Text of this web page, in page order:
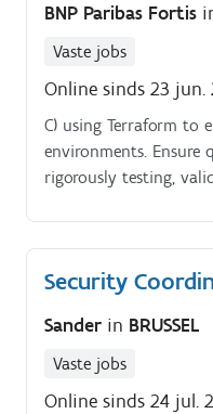
BNP Paribas Fortis
Vaste jobs
Online sinds 23 jun.
C) using Terraform to
environments.
rigorously testing,
Security
Sander in BRUSSEL
Vaste jobs
Online sinds 24 jul.